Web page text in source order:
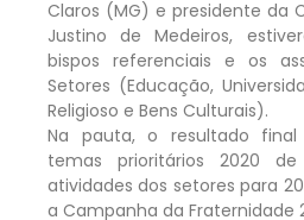
Claros (MG) e presidente da
Justino de Medeiros,
bispos referenciais e os
Setores (Educação,
Religioso e Bens Culturais).
Na pauta, o resultado
temas prioritários 2020
atividades dos setores para
a Campanha da Fraternidade